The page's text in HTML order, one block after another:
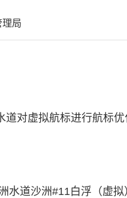
理局
对虚拟航标进行航标优
水道沙洲#11白浮（虚拟